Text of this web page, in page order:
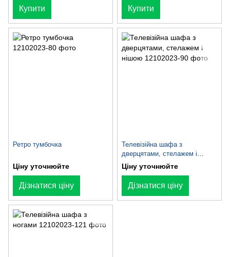
Купити Купити
Ретро тумбочка
Ціну уточнюйте
Дізнатися ціну
Телевізійна шафа з
дверцятами, стелажем і
нішою
Ціну уточнюйте
Дізнатися ціну